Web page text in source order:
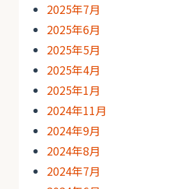
2025年7月
2025年6月
2025年5月
2025年4月
2025年1月
2024年11月
2024年9月
2024年8月
2024年7月